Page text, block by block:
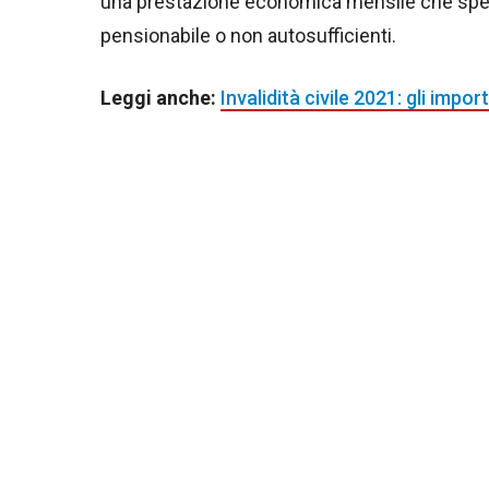
pensionabile o non autosufficienti.
Leggi anche: Invalidità civile 2021: gli